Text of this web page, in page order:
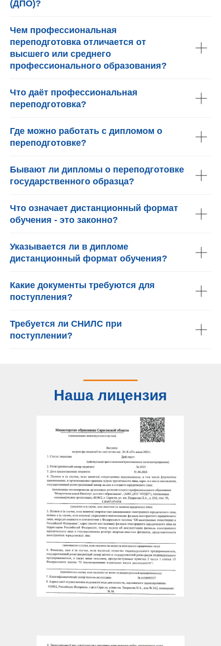
(ДПО)?
Чем профессиональная
переподготовка отличается от
высшего или среднего
профессионального образования?
Что даёт профессиональная
переподготовка?
Где можно работать с дипломом о
переподготовке?
Бывают ли дипломы о переподготовке
государственного образца?
Что означает дистанционный формат
обучения - это законно?
Указывается ли в дипломе
дистанционный формат обучения?
Какие документы требуются для
поступления?
Требуется ли СНИЛС при
поступлении?
Наша лицензия